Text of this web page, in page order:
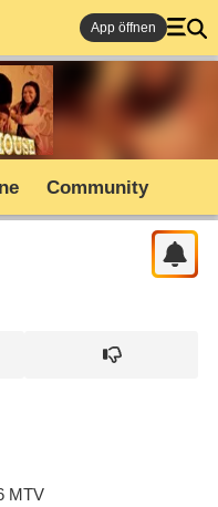
App öffnen
Community
MTV